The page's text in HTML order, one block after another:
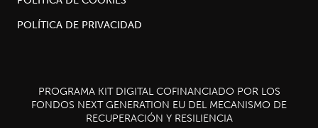
POLÍTICA DE PRIVACIDAD
PROGRAMA KIT DIGITAL COFINANCIADO POR LOS
FONDOS NEXT GENERATION EU DEL MECANISMO DE
RECUPERACIÓN Y RESILIENCIA